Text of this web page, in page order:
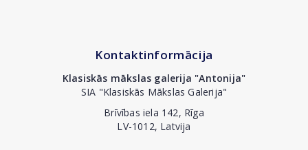
Kontaktinformācija
Klasiskās mākslas galerija "Antonija"
SIA "Klasiskās Mākslas Galerija"
Brīvības iela 142, Rīga
LV-1012, Latvija